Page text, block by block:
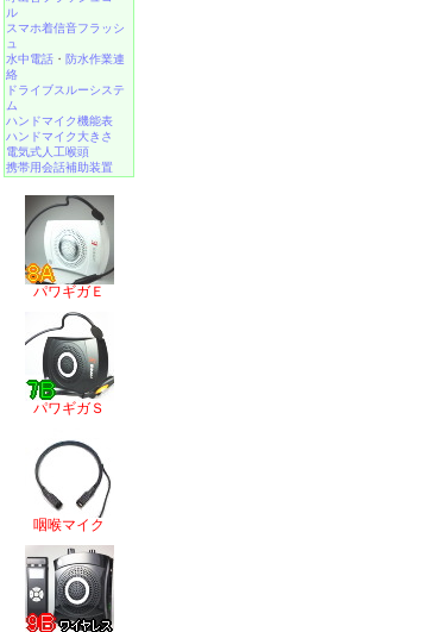
ル
スマホ着信音フラッシ
ュ
水中電話 ・ 防水作業連
絡
ドライブスルーシステ
ム
ハンドマイク機能表
ハンドマイク大きさ
電気式人工喉頭
携帯用会話補助装置
パワギガＥ
パワギガＳ
咽喉マイク